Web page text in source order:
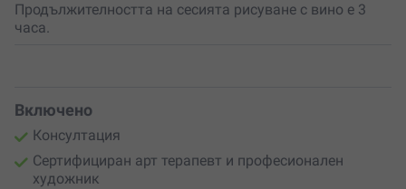
Продължителността на сесията рисуване с вино е 3
часа.
Включено
Консултация
Сертифициран арт терапевт и професионален
художник